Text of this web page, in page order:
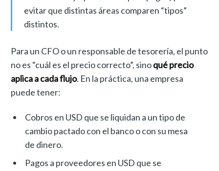
evitar que distintas áreas comparen “tipos”
distintos.
Para un CFO o un responsable de tesorería, el punto
no es “cuál es el precio correcto”, sinoqué precio
aplica a cada flujo. En la práctica, una empresa
puede tener:
Cobros en USD que se liquidan a un tipo de
cambio pactado con el banco o con su mesa
de dinero.
Pagos a proveedores en USD que se